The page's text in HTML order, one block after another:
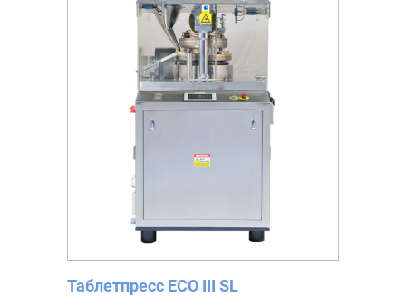
Таблетпресс ECO III SL